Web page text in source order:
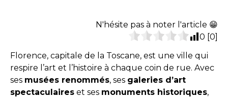
N'hésite pas à noter l'article 😁
0 0
Florence, capitale de la Toscane, est une ville qui
respire l’art et l’histoire à chaque coin de rue. Avec
ses musées renommés, ses galeries d’art
spectaculaires et ses monuments historiques,